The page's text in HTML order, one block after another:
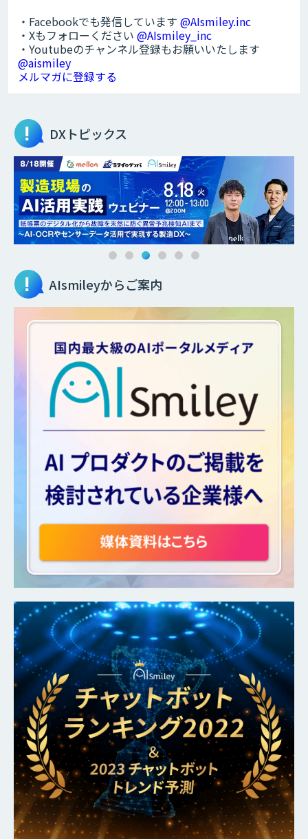
・Facebookでも発信しています @AIsmiley.inc
・Xもフォローください @AIsmiley_inc
・Youtubeのチャンネル登録もお願いいたします
@aismiley
メルマガに登録する
DXトピックス
AIsmileyからご案内